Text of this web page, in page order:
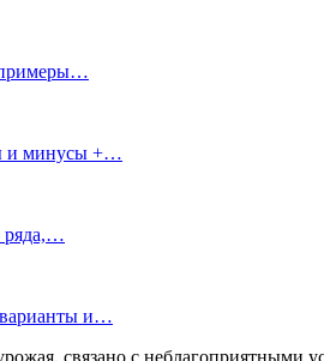
примеры…
и минусы +…
ряда,…
варианты и…
связано с неблагоприятными